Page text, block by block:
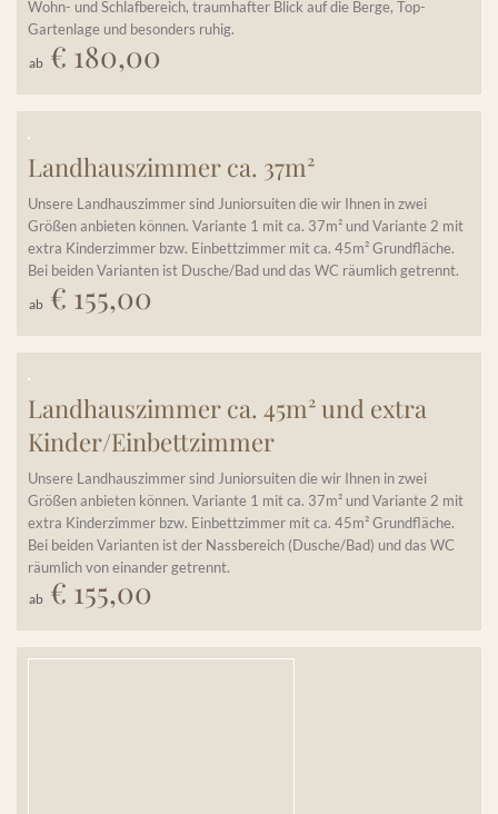
Wohn- und Schlafbereich, traumhafter Blick auf die Berge, Top-
Gartenlage und besonders ruhig.
ab € 180,00
Landhauszimmer ca. 37m²
Unsere Landhauszimmer sind Juniorsuiten die wir Ihnen in zwei
Größen anbieten können. Variante 1 mit ca. 37m² und Variante 2 mit
extra Kinderzimmer bzw. Einbettzimmer mit ca. 45m² Grundfläche.
Bei beiden Varianten ist Dusche/Bad und das WC räumlich getrennt.
ab € 155,00
Landhauszimmer ca. 45m² und extra
Kinder/Einbettzimmer
Unsere Landhauszimmer sind Juniorsuiten die wir Ihnen in zwei
Größen anbieten können. Variante 1 mit ca. 37m² und Variante 2 mit
extra Kinderzimmer bzw. Einbettzimmer mit ca. 45m² Grundfläche.
Bei beiden Varianten ist der Nassbereich (Dusche/Bad) und das WC
räumlich von einander getrennt.
ab € 155,00